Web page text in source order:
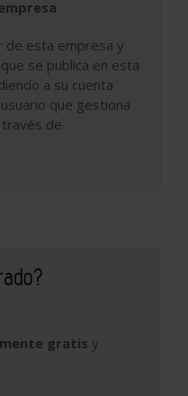
de esta empresa y
se publica en esta
a su cuenta
que gestiona
de
gratis y